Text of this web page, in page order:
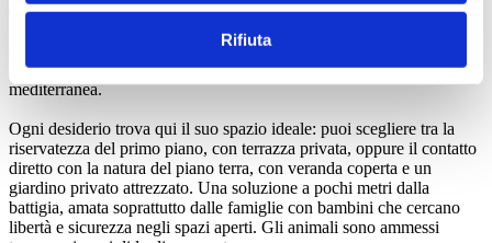
Rifiuta
durante la vacanza all’Isola d’Elba.
Intorno si estende la natura del golfo: dal Girasole partono
direttamente i sentieri che portano verso Barbatoia, Serra al Pero e
Mulino a Vento, per una passeggiata tra mare e macchia
mediterranea.
Ogni desiderio trova qui il suo spazio ideale: puoi scegliere tra la
riservatezza del primo piano, con terrazza privata, oppure il contatto
diretto con la natura del piano terra, con veranda coperta e un
giardino privato attrezzato. Una soluzione a pochi metri dalla
battigia, amata soprattutto dalle famiglie con bambini che cercano
libertà e sicurezza negli spazi aperti. Gli animali sono ammessi